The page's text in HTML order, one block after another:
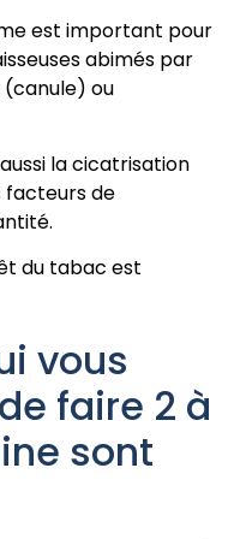
est important pour
abimés par
ou
la cicatrisation
de
du tabac est
vous
faire 2 à
sont